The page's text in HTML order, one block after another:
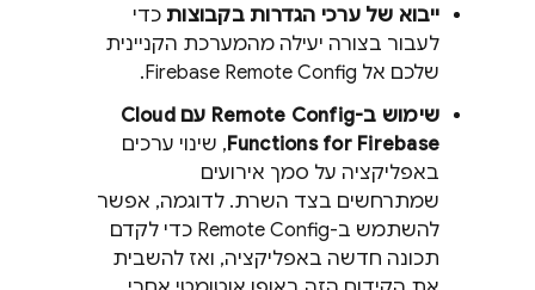
ייבוא של ערכי הגדרות בקבוצות כדי
לעבור בצורה יעילה מהמערכת הקניינית
שלכם אל Firebase Remote Config
.
שימוש ב-Remote Config עםCloud
Functions for Firebase, שינוי ערכים
באפליקציה על סמך אירועים
שמתרחשים בצד השרת. לדוגמה, אפשר
להשתמש ב-Remote Config כדי לקדם
תכונה חדשה באפליקציה, ואז להשבית